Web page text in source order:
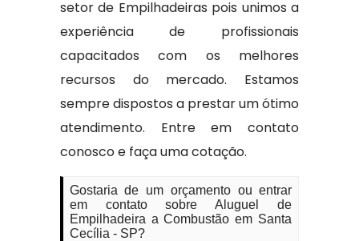
setor de Empilhadeiras pois unimos a
experiência de profissionais
capacitados com os melhores
recursos do mercado. Estamos
sempre dispostos a prestar um ótimo
atendimento. Entre em contato
conosco e faça uma cotação.
Gostaria de um orçamento ou entrar
em contato sobre Aluguel de
Empilhadeira a Combustão em Santa
Cecília - SP?